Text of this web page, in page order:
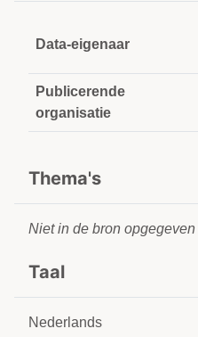
Data-eigenaar
Publicerende
organisatie
Thema's
Niet in de bron opgegeven
Taal
Nederlands